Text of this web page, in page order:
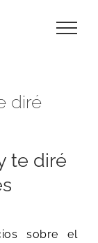
diré
te diré
sobre el